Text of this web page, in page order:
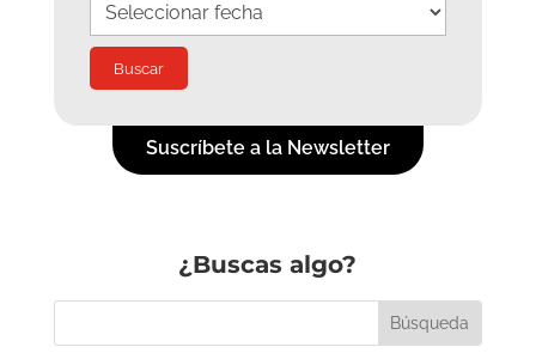
Suscríbete a la Newsletter
¿Buscas algo?